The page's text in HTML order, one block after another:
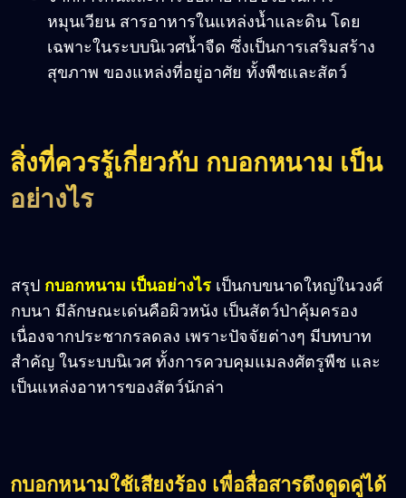
หมุนเวียน สารอาหารในแหล่งน้ำและดิน โดย
เฉพาะในระบบนิเวศน้ำจืด ซึ่งเป็นการเสริมสร้าง
สุขภาพ ของแหล่งที่อยู่อาศัย ทั้งพืชและสัตว์
สิ่งที่ควรรู้เกี่ยวกับ กบอกหนาม เป็น
อย่างไร
สรุป กบอกหนาม เป็นอย่างไร เป็นกบขนาดใหญ่ในวงศ์
กบนา มีลักษณะเด่นคือผิวหนัง เป็นสัตว์ป่าคุ้มครอง
เนื่องจากประชากรลดลง เพราะปัจจัยต่างๆ มีบทบาท
สำคัญ ในระบบนิเวศ ทั้งการควบคุมแมลงศัตรูพืช และ
เป็นแหล่งอาหารของสัตว์นักล่า
กบอกหนามใช้เสียงร้อง เพื่อสื่อสารดึงดูดคู่ได้